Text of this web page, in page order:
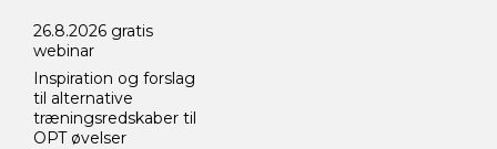
26.8.2026 gratis
webinar
Inspiration og forslag
til alternative
træningsredskaber til
OPT øvelser